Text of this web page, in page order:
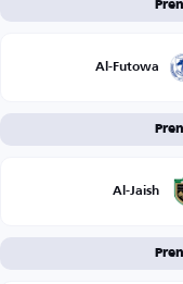
Al-Futowa
Al-Jaish